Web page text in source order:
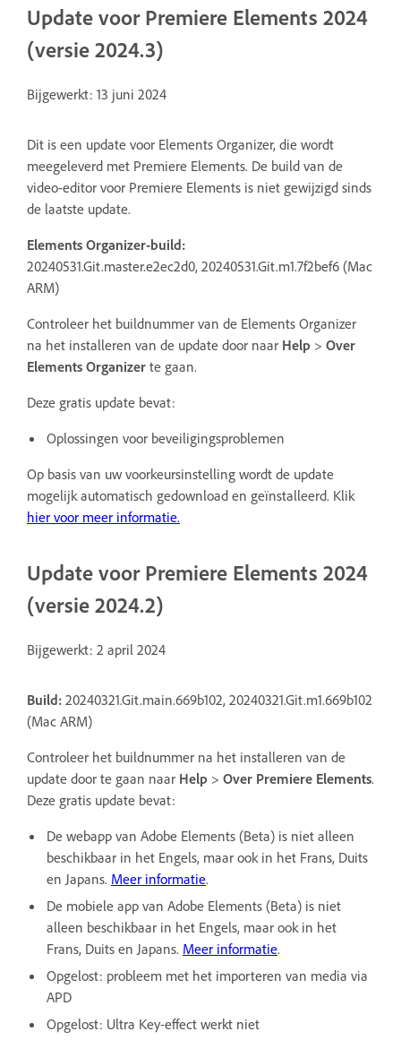
Update voor Premiere Elements 2024
(versie 2024.3)
Bijgewerkt: 13 juni 2024
Dit is een update voor Elements Organizer, die wordt
meegeleverd met Premiere Elements. De build van de
video-editor voor Premiere Elements is niet gewijzigd sinds
de laatste update.
Elements Organizer-build:
20240531.Git.master.e2ec2d0, 20240531.Git.m1.7f2bef6 (Mac
ARM)
Controleer het buildnummer van de Elements Organizer
na het installeren van de update door naar Help > Over
Elements Organizer te gaan.
Deze gratis update bevat:
Oplossingen voor beveiligingsproblemen
Op basis van uw voorkeursinstelling wordt de update
mogelijk automatisch gedownload en geïnstalleerd. Klik
hier voor meer informatie.
Update voor Premiere Elements 2024
(versie 2024.2)
Bijgewerkt: 2 april 2024
Build: 20240321.Git.main.669b102, 20240321.Git.m1.669b102
(Mac ARM)
Controleer het buildnummer na het installeren van de
update door te gaan naar Help > Over Premiere Elements.
Deze gratis update bevat:
De webapp van Adobe Elements (Beta) is niet alleen
beschikbaar in het Engels, maar ook in het Frans, Duits
en Japans. Meer informatie.
De mobiele app van Adobe Elements (Beta) is niet
alleen beschikbaar in het Engels, maar ook in het
Frans, Duits en Japans. Meer informatie.
Opgelost: probleem met het importeren van media via
APD
Opgelost: Ultra Key-effect werkt niet